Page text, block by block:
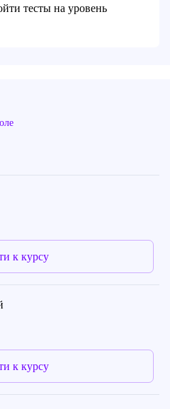
тесты на уровень
к курсу
к курсу